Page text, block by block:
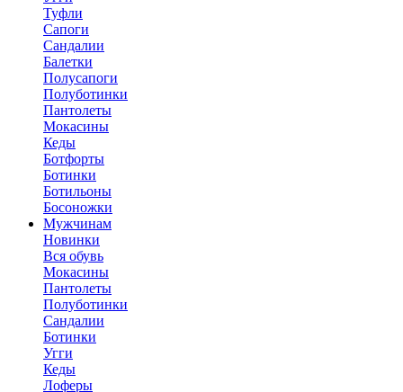
Туфли
Сапоги
Сандалии
Балетки
Полусапоги
Полуботинки
Пантолеты
Мокасины
Кеды
Ботфорты
Ботинки
Ботильоны
Босоножки
Мужчинам
Новинки
Вся обувь
Мокасины
Пантолеты
Полуботинки
Сандалии
Ботинки
Угги
Кеды
Лоферы